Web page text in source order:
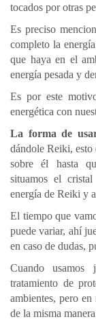
tocados por otras
Es preciso
completo la
que haya en el
energía pesada y
Es por este
energética con
La forma de
dándole Reiki, esto
sobre él hasta
situamos el
energía de Reiki y
El tiempo que
puede variar, ahí
en caso de dudas,
Cuando usamos
tratamiento de
ambientes, pero
de la misma